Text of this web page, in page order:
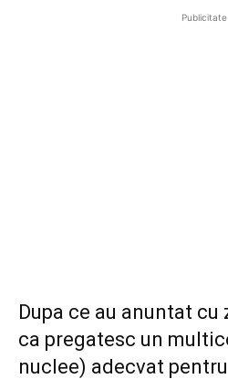
Publicitate
Dupa ce au anuntat cu
ca pregatesc un
nuclee) adecvat